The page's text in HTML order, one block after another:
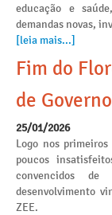
educação e
demandas novas,
[leia mais...]
Fim do
de
25/01/2026
Logo nos
poucos
convencidos
desenvolvimento
ZEE.